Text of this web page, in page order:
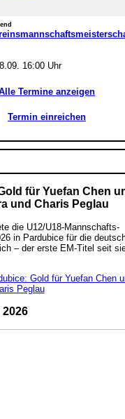
16:00 Uhr
Termine anzeigen
Termin einreichen
für Yuefan Chen
und Charis Peglau
die U12/U18-Mannschafts-
in Pardubice für die
– der erste EM-Titel seit
Gold für Yuefan Chen
Peglau